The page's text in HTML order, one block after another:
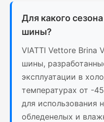
Для какого
шины?
VIATTI Vettore Brina
шины,
эксплуатации в
температурах от -
для использования
обледенелых и